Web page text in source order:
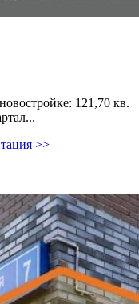
121,­70 кв.
>>